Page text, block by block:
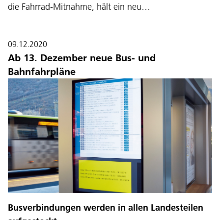
Sprache:
die Fahrrad-Mitnahme, hält ein neu…
09.12.2020
Ab 13. Dezember neue Bus- und
Bahnfahrpläne
Busverbindungen werden in allen Landesteilen